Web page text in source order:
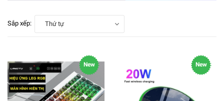
Sắp xếp: Thứ tự
New New